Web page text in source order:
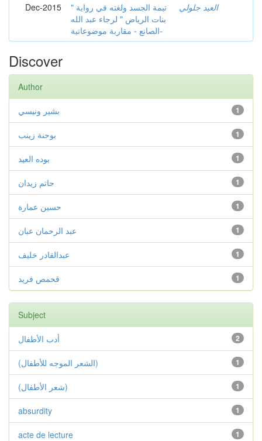
Dec-2015
تيمة الجسد ولغته في رواية "
بنات الرياض " لرجاء عبد الله
الصانع - مقاربة موضوعاتية-
العيد جلولي
Discover
Author
1 بشير ونيسي
1 بوحنة زينب
1 بوده العيد
1 حاتم زيدان
1 حسين عمارة
1 عبد الرحمان عبان
1 عبدالقادر خليف
1 قحمص فريد
Subject
2 أدب الأطفال
1 (الشعر الموجه للأطفال)
1 (شعر الأطفال)
1
absurdity
1
acte de lecture